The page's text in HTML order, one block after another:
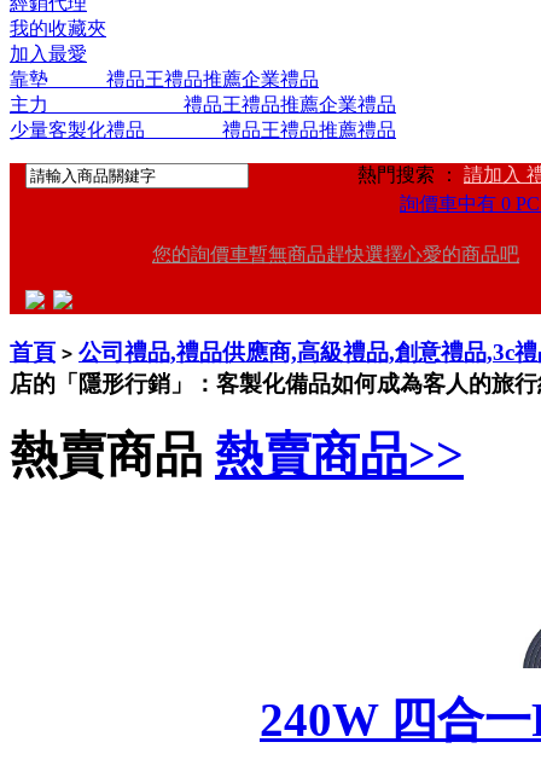
我的收藏夾
加入最愛
靠墊 禮品王禮品推薦企業禮品
主力 禮品王禮品推薦企業禮品
少量客製化禮品 禮品王禮品推薦禮品
熱門搜索 ： 請加入
詢價車中有 0
您的詢價車暫無商品趕快選擇心愛的商品吧
首頁 > 公司禮品,禮品供應商,高級禮品,創意禮品,3c
店的「隱形行銷」：客製化備品如何成為客人的旅
熱賣商品 熱賣商品>>
240W 四合